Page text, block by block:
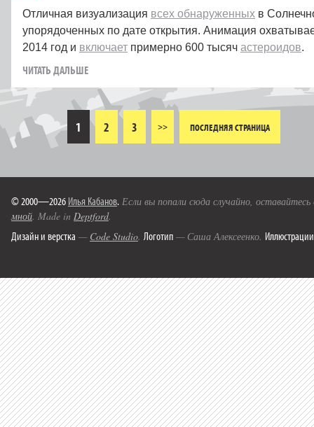
Отличная визуализация всех обнаруженных в
упорядоченных по дате открытия. Анимация
2014 год и включает примерно 600 тысяч астероидов.
ЧИТАТЬ ДАЛЬШЕ
1 2 3 >> ПОСЛЕДНЯЯ СТРАНИЦА
© 2000—2026 Илья Кабанов. Если вы попали сюда случайно,
мной. Made in Deptford.
Дизайн и верстка — Code Studio. Логотип — Саша Алексеенко. Иллюстрации